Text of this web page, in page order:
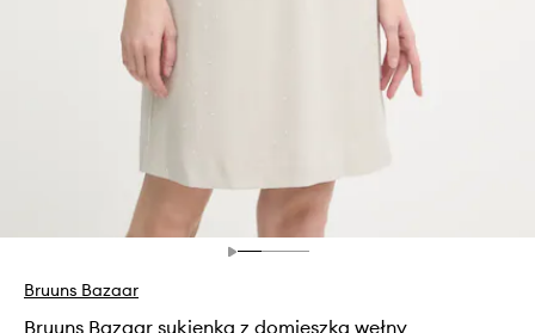
Bruuns Bazaar
Bruuns Bazaar sukienka z domieszką wełny